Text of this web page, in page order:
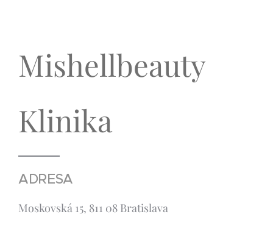
Mishellbeauty
Klinika
ADRESA
Moskovská 15, 811 08 Bratislava